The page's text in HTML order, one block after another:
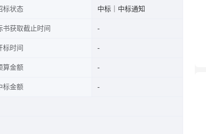
标状态 中标｜中标通知
书获取截止时间
标时间
算金额
标金额